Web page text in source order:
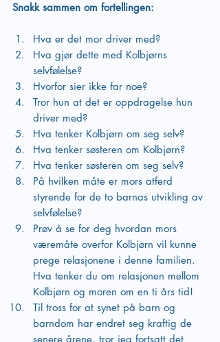
Snakk sammen om fortellingen:
Hva er det mor driver med?
Hva gjør dette med Kolbjørns
selvfølelse?
Hvorfor sier ikke far noe?
Tror hun at det er oppdragelse hun
driver med?
Hva tenker Kolbjørn om seg selv?
Hva tenker søsteren om Kolbjørn?
Hva tenker søsteren om seg selv?
På hvilken måte er mors atferd
styrende for de to barnas utvikling av
selvfølelse?
Prøv å se for deg hvordan mors
væremåte overfor Kolbjørn vil kunne
prege relasjonene i denne familien.
Hva tenker du om relasjonen mellom
Kolbjørn og moren om en ti års tid!
Til tross for at synet på barn og
barndom har endret seg kraftig de
senere årene, tror jeg fortsatt det